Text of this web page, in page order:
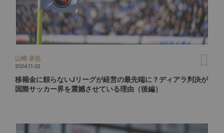
山崎 卓也
2024.11.02
移籍金に頼らないJリーグが経営の最先端に？ディアラ判決が
国際サッカー界を震撼させている理由（後編）